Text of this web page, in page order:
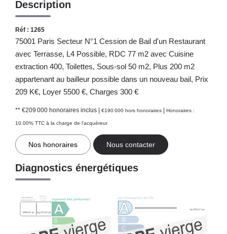
Description
Réf : 1265
75001 Paris Secteur N°1 Cession de Bail d'un Restaurant
avec Terrasse, L4 Possible, RDC 77 m2 avec Cuisine
extraction 400, Toilettes, Sous-sol 50 m2, Plus 200 m2
appartenant au bailleur possible dans un nouveau bail, Prix
209 K€, Loyer 5500 €, Charges 300 €
** €209 000 honoraires inclus | €190 000 hors honoraires | Honoraires :
10.00% TTC à la charge de l'acquéreur
Nos honoraires Nous contacter
Diagnostics énergétiques